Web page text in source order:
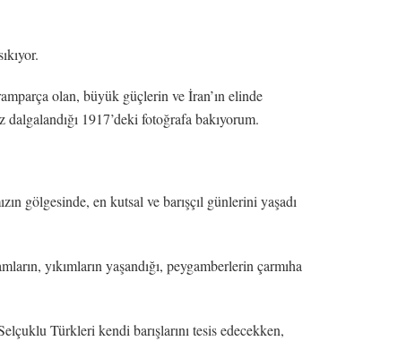
olan, büyük güçlerin ve İran’ın elinde
1917’deki fotoğrafa bakıyorum.
gölgesinde, en kutsal ve barışçıl günlerini yaşadı
yıkımların yaşandığı, peygamberlerin çarmıha
Türkleri kendi barışlarını tesis edecekken,